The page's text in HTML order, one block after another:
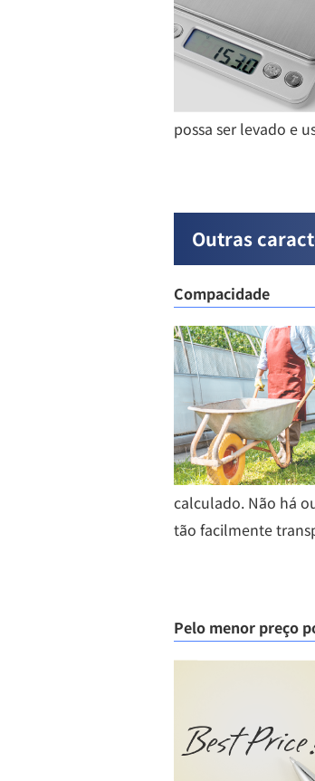
possa ser levado e
Outras
Compacidade
calculado. Não há
tão facilmente
Pelo menor preço